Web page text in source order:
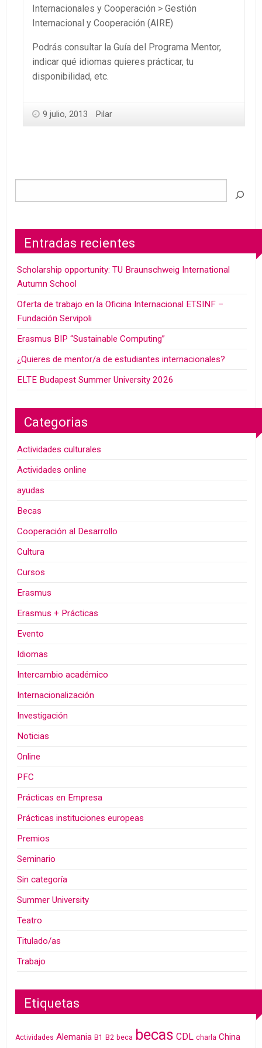
Internacionales y Cooperación > Gestión
Internacional y Cooperación (AIRE)
Podrás consultar la Guía del Programa Mentor,
indicar qué idiomas quieres prácticar, tu
disponibilidad, etc.
9 julio, 2013 Pilar
Entradas recientes
Scholarship opportunity: TU Braunschweig International
Autumn School
Oferta de trabajo en la Oficina Internacional ETSINF –
Fundación Servipoli
Erasmus BIP “Sustainable Computing”
¿Quieres de mentor/a de estudiantes internacionales?
ELTE Budapest Summer University 2026
Categorias
Actividades culturales
Actividades online
ayudas
Becas
Cooperación al Desarrollo
Cultura
Cursos
Erasmus
Erasmus + Prácticas
Evento
Idiomas
Intercambio académico
Internacionalización
Investigación
Noticias
Online
PFC
Prácticas en Empresa
Prácticas instituciones europeas
Premios
Seminario
Sin categoría
Summer University
Teatro
Titulado/as
Trabajo
Etiquetas
Actividades Alemania B1 B2 beca becas CDL charla China